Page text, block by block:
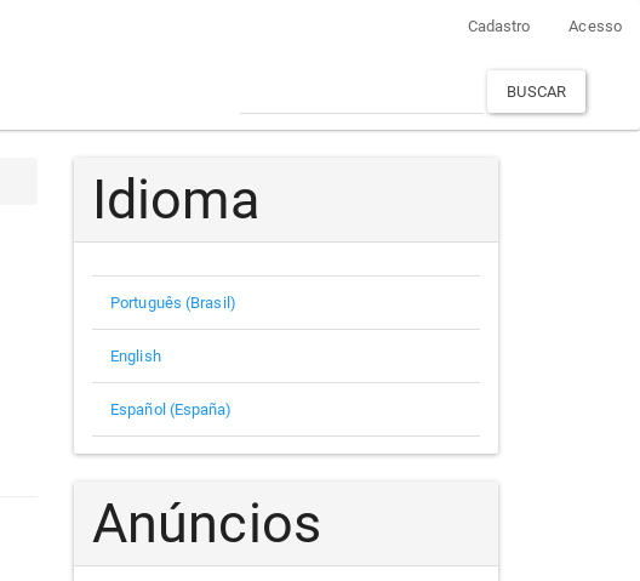
Cadastro Acesso
BUSCAR
Idioma
Português (Brasil)
English
Español (España)
Anúncios